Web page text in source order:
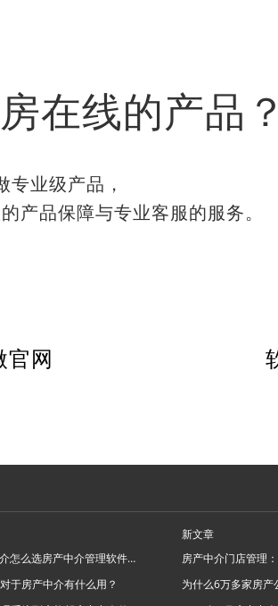
在线的产品？
专业级产品，
产品保障与专业客服的服务。
官网
2026年8月房产中介怎么选房产中介管理软件系统？
于房产中介有什么用？
新文章